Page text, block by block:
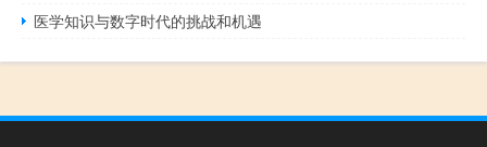
医学知识与数字时代的挑战和机遇